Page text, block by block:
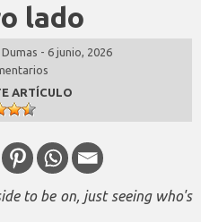
lado
- 6 junio, 2026
ARTÍCULO
to be on, just seeing who's